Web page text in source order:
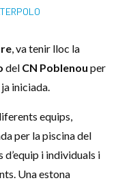
, va tenir lloc la
del CN Poblenou per
ja iniciada.
equips,
per la piscina del
i individuals i
Una estona